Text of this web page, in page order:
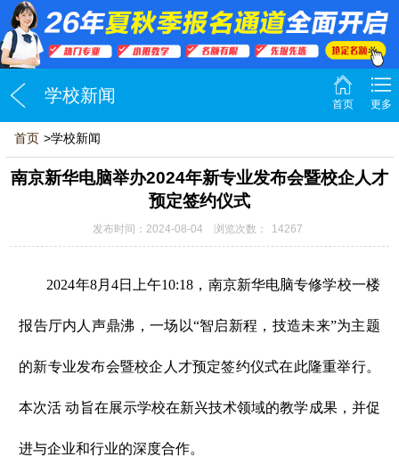
学校新闻 首页 更多
首页 >学校新闻
南京新华电脑举办2024年新专业发布会暨校企人才
预定签约仪式
发布时间：2024-08-04 浏览次数： 14267
2024年8月4日上午10:18，南京新华电脑专修学校一楼
报告厅内人声鼎沸，一场以“智启新程，技造未来”为主题
的新专业发布会暨校企人才预定签约仪式在此隆重举行。
本次活 动旨在展示学校在新兴技术领域的教学成果，并促
进与企业和行业的深度合作。